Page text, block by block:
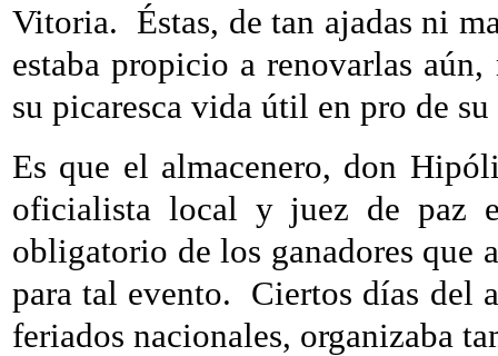
Vitoria. Éstas, de tan ajadas ni
estaba propicio a renovarlas
su picaresca vida útil en pro de
Es que el almacenero, don
oficialista local y juez de paz
obligatorio de los ganadores que
para tal evento. Ciertos días del
feriados nacionales, organizaba